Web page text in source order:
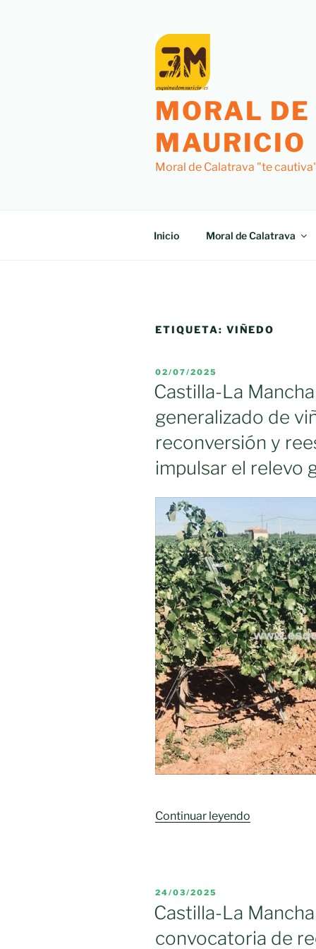
MORAL
MAURICIO
Moral de Calatrava "te
Inicio Moral de Calatrava
ETIQUETA: VIÑEDO
PUBLICADO
EL
02/07/2025
Castilla-La
generalizado de
reconversión y
impulsar el relevo
Continuar leyendo
al
arranque
PUBLICADO
EL
24/03/2025
Castilla-La
convocatoria de